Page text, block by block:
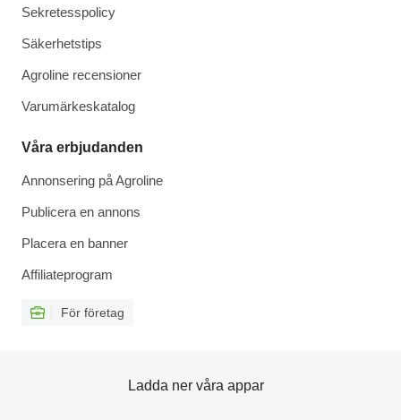
Sekretesspolicy
Säkerhetstips
Agroline recensioner
Varumärkeskatalog
Våra erbjudanden
Annonsering på Agroline
Publicera en annons
Placera en banner
Affiliateprogram
För företag
Ladda ner våra appar